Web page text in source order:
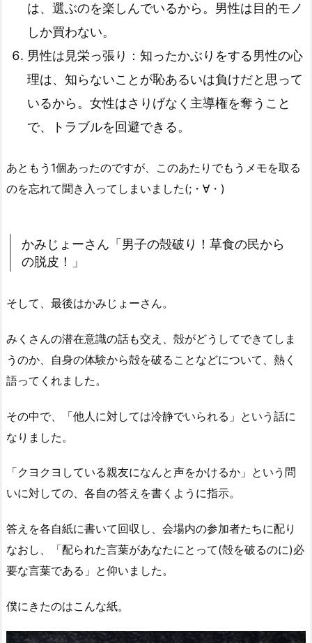
は、選ぶのを楽しんでいるから。男性は目的モノ
しか買わない。
男性は見栄っ張り：知ったかぶりをする男性の心
理は、知らないことが恥あるいは負けだと思って
いるから。女性はさりげなく主導権を奪うこと
で、トラブルを回避できる。
あともう1個あったのですが、このあたりでもうメモを取る
のを忘れて聞き入ってしまいました(;・∀・)
かみじょーさん「男子の殻破り！草食の民から
の脱皮！」
そして、最後はかみじょーさん。
みくさんの潜在意識の話も交え、殻がどうしてできてしま
うのか、自身の体験から殻を破ることなどについて、熱く
語ってくれました。
その中で、「他人に対しては冷静でいられる」という話に
なりました。
「クヨクヨしている親友になんと声をかけるか」という問
いに対しての、各自の答えを書くように指示。
答えを各自紙に書いて回収し、会場内の参加者たちに配り
なおし、「配られた言葉があなたにとって(殻を破るのに)必
要な言葉である」と仰いました。
僕にきたのはこんな紙。